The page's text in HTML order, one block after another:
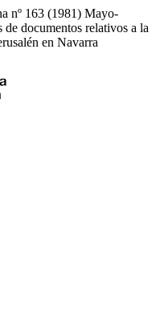
nº 163 (1981) Mayo-
documentos relativos a la
en Navarra